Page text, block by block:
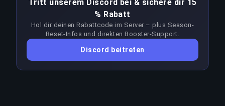
zu gewinnen, erfordert deutlich mehr Können als
der Zielrang selbst. Booster passen ihren Ansatz
bei jedem Patch an, um dem Meta voraus zu
bleiben; ein anhaltender Leistungseinbruch löst
eine sofortige Neuzuweisung ohne Aufpreis aus.
Tritt unserem Discord bei & sichere dir 15
% Rabatt
Hol dir deinen Rabattcode im Server – plus Season-
Reset-Infos und direkten Booster-Support.
Discord beitreten